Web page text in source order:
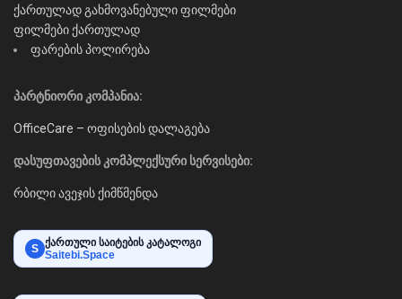
ქართულად გახმოვანებული ფილმები
ფილმები ქართულად
ფარების პოლირება
პარტნიორი კომპანია:
OfficeCare – ოფისების დალაგება
დასუფთავების კომპლექსური სერვისები:
რბილი ავეჯის ქიმწმენდა
S ქართული საიტების კატალოგი
Saitebi.Space